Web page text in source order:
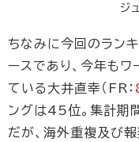
ジ
ちなみに今回のラン
ースであり、今年も
ている大井直幸（FR：
ングは45位。集計期
だが、海外重複及び